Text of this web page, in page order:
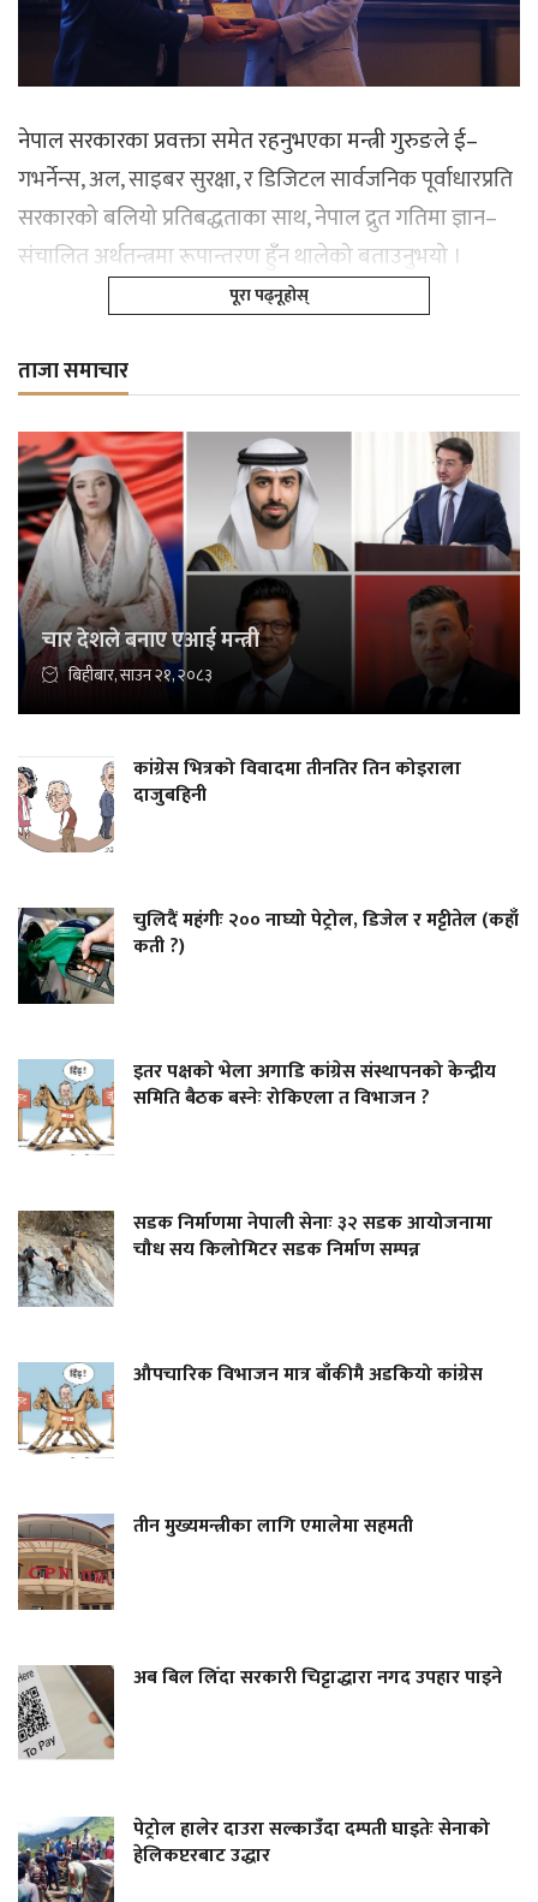
नेपाल सरकारका प्रवक्ता समेत रहनुभएका मन्त्री गुरुङले ई–
गभर्नेन्स, अल, साइबर सुरक्षा, र डिजिटल सार्वजनिक पूर्वाधारप्रति
सरकारको बलियो प्रतिबद्धताका साथ, नेपाल द्रुत गतिमा ज्ञान–
संचालित अर्थतन्त्रमा रूपान्तरण हुँन थालेको बताउनुभयो ।
पूरा पढ्नूहोस्
ताजा समाचार
चार देशले बनाए एआई मन्त्री
बिहीबार, साउन २१, २०८३
कांग्रेस भित्रको विवादमा तीनतिर तिन कोइराला
दाजुबहिनी
चुलिदैं महंगीः २०० नाघ्यो पेट्रोल, डिजेल र मट्टीतेल (कहाँ
कती ?)
इतर पक्षको भेला अगाडि कांग्रेस संस्थापनको केन्द्रीय
समिति बैठक बस्नेः रोकिएला त विभाजन ?
सडक निर्माणमा नेपाली सेनाः ३२ सडक आयोजनामा
चौध सय किलोमिटर सडक निर्माण सम्पन्न
औपचारिक विभाजन मात्र बाँकीमै अडकियो कांग्रेस
तीन मुख्यमन्त्रीका लागि एमालेमा सहमती
अब बिल लिँदा सरकारी चिट्टाद्धारा नगद उपहार पाइने
पेट्रोल हालेर दाउरा सल्काउँदा दम्पती घाइतेः सेनाको
हेलिकप्टरबाट उद्धार